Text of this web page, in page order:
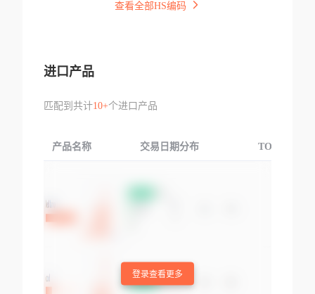
查看全部HS编码
进口产品
匹配到共计10+个进口产品
产品名称 交易日期分布 TOP3交易国
登录查看更多